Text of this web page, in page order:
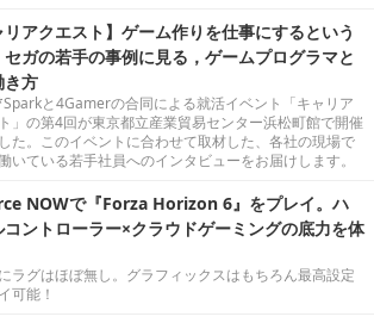
リアクエスト】ゲーム作りを仕事にするという
セガの若手の事例に見る，ゲームプログラマと
き方
と4Gamerの合同による就活イベント「キャリア
」の第4回が東京都立産業貿易センター浜松町館で開催
た。このイベントに合わせて取材した、各社の現場で
いている若手社員へのインタビューをお届けします。
NOWで『Forza Horizon 6』をプレイ。ハ
コントローラー×クラウドゲーミングの底力を体
ラグはほぼ無し。グラフィックスはもちろん最高設定
可能！